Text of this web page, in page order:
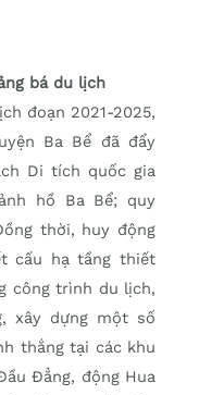
bá du lịch
đoạn 2021-2025,
Ba Bể đã đẩy
Di tích quốc gia
hồ Ba Bể; quy
thời, huy động
cấu hạ tầng thiết
công trình du lịch,
xây dựng một số
thắng tại các khu
Đẳng, động Hua